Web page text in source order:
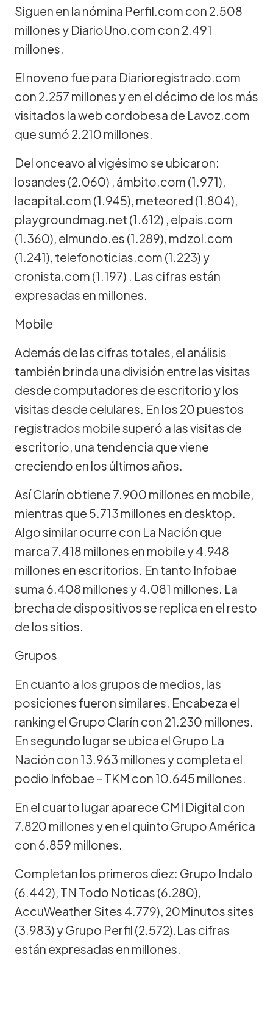
Siguen en la nómina Perfil.com con 2.508
millones y DiarioUno.com con 2.491
millones.
El noveno fue para Diarioregistrado.com
con 2.257 millones y en el décimo de los más
visitados la web cordobesa de Lavoz.com
que sumó 2.210 millones.
Del onceavo al vigésimo se ubicaron:
losandes (2.060) , ámbito.com (1.971),
lacapital.com (1.945), meteored (1.804),
playgroundmag.net (1.612) , elpais.com
(1.360), elmundo.es (1.289), mdzol.com
(1.241), telefonoticias.com (1.223) y
cronista.com (1.197) . Las cifras están
expresadas en millones.
Mobile
Además de las cifras totales, el análisis
también brinda una división entre las visitas
desde computadores de escritorio y los
visitas desde celulares. En los 20 puestos
registrados mobile superó a las visitas de
escritorio, una tendencia que viene
creciendo en los últimos años.
Así Clarín obtiene 7.900 millones en mobile,
mientras que 5.713 millones en desktop.
Algo similar ocurre con La Nación que
marca 7.418 millones en mobile y 4.948
millones en escritorios. En tanto Infobae
suma 6.408 millones y 4.081 millones. La
brecha de dispositivos se replica en el resto
de los sitios.
Grupos
En cuanto a los grupos de medios, las
posiciones fueron similares. Encabeza el
ranking el Grupo Clarín con 21.230 millones.
En segundo lugar se ubica el Grupo La
Nación con 13.963 millones y completa el
podio Infobae – TKM con 10.645 millones.
En el cuarto lugar aparece CMI Digital con
7.820 millones y en el quinto Grupo América
con 6.859 millones.
Completan los primeros diez: Grupo Indalo
(6.442), TN Todo Noticas (6.280),
AccuWeather Sites 4.779), 20Minutos sites
(3.983) y Grupo Perfil (2.572).Las cifras
están expresadas en millones.